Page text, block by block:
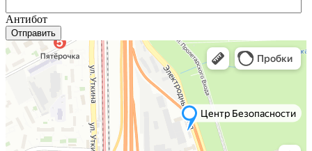
Антибот
Отправить